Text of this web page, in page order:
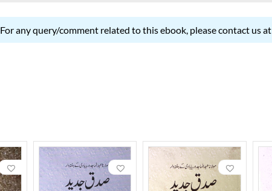
For any query/comment related to this ebook, please contact us at